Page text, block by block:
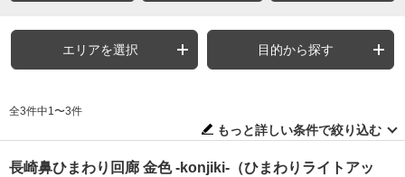
エリアを選択 目的から探す
全3件中1〜3件
もっと詳しい条件で絞り込む
長崎鼻ひまわり回廊 金色 -konjiki-（ひまわりライトアッ